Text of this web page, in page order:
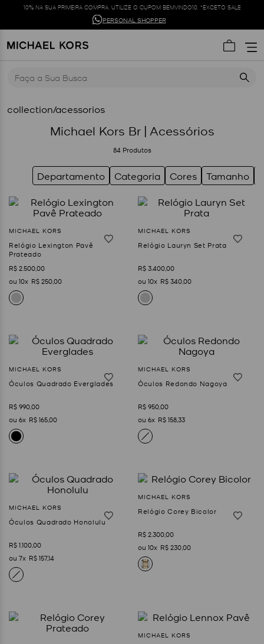
10% NA SUA PRIMEIRA COMPRA. UTILIZE O CUPOM BEMVINDO10. *EXCETO SALE
PERSONAL SHOPPER
collection/acessorios
Michael Kors Br | Acessórios
84 Produtos
Departamento Categoria Cores Tamanho
Relógio Lexington Pavê
Prateado
R$250000
10
R$25000
Relógio Lauryn Set Prata
R$340000
10
R$34000
Óculos Quadrado Everglades
R$99000
6
R$16500
Óculos Redondo Nagoya
R$95000
6
R$15833
Óculos Quadrado Honolulu
R$110000
7
R$157,14
Relógio Corey Bicolor
R$230000
10
R$23000